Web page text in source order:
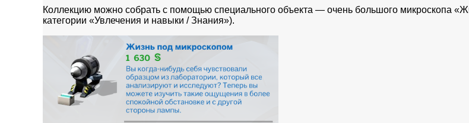
Коллекцию можно собрать с помощью специального объекта — очень большого микроскопа
категории «Увлечения и навыки / Знания»).